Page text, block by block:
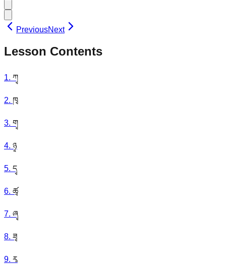
PreviousNext
Lesson Contents
1. ཀྭ
2. ཁྭ
3. གྭ
4. ཉྭ
5. དྭ
6. ཚྭ
7. ཞྭ
8. ཟྭ
9. རྭ